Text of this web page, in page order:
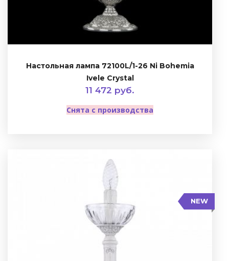
Настольная лампа 72100L/1-26 Ni Bohemia
Ivele Crystal
11 472 руб.
Снята с производства
NEW